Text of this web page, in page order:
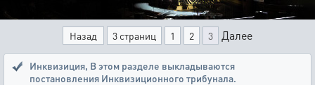
Назад 3 страниц 1 2 3 Далее
Инквизиция, В этом разделе выкладываются
постановления Инквизиционного трибунала.